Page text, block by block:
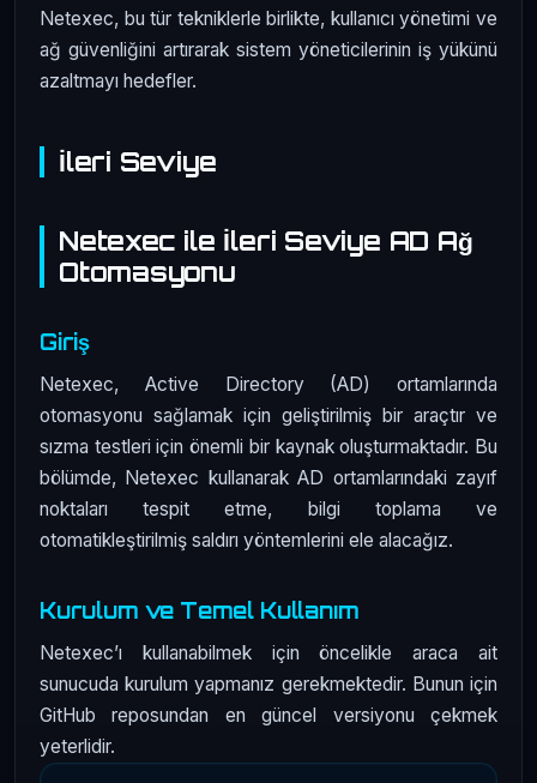
Netexec, bu tür tekniklerle birlikte, kullanıcı yönetimi ve
ağ güvenliğini artırarak sistem yöneticilerinin iş yükünü
azaltmayı hedefler.
İleri Seviye
Netexec ile İleri Seviye AD Ağ
Otomasyonu
Giriş
Netexec, Active Directory (AD) ortamlarında
otomasyonu sağlamak için geliştirilmiş bir araçtır ve
sızma testleri için önemli bir kaynak oluşturmaktadır. Bu
bölümde, Netexec kullanarak AD ortamlarındaki zayıf
noktaları tespit etme, bilgi toplama ve
otomatikleştirilmiş saldırı yöntemlerini ele alacağız.
Kurulum ve Temel Kullanım
Netexec’ı kullanabilmek için öncelikle araca ait
sunucuda kurulum yapmanız gerekmektedir. Bunun için
GitHub reposundan en güncel versiyonu çekmek
yeterlidir.